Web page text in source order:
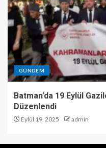
GÜNDEM
Batman’da 19 Eylül
Düzenlendi
Eylül 19, 2025 admin